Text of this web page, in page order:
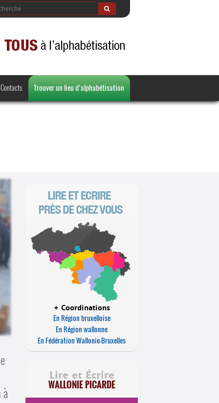
Contacts Trouver un lieu d’alphabétisation
+ Coordinations
En Région bruxelloise
En Région wallonne
En Fédération Wallonie-Bruxelles
Lire et Écrire
WALLONIE PICARDE